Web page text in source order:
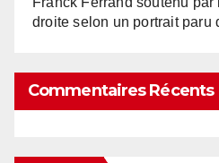
droite selon un portrait
Commentaires Récents